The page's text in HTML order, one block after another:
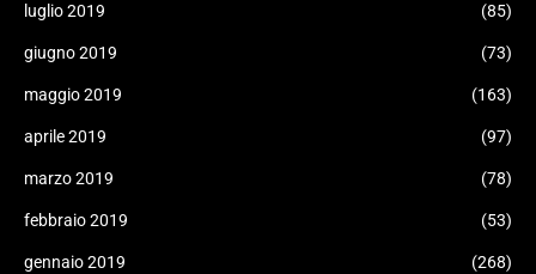
luglio 2019 (85)
giugno 2019 (73)
maggio 2019 (163)
aprile 2019 (97)
marzo 2019 (78)
febbraio 2019 (53)
gennaio 2019 (268)